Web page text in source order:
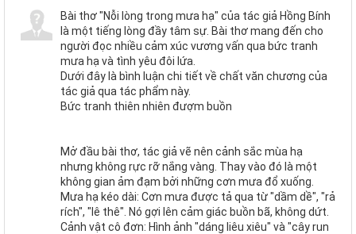
Bài thơ "Nỗi lòng trong mưa hạ" của tác giả Hồng Bính
là một tiếng lòng đầy tâm sự. Bài thơ mang đến cho
người đọc nhiều cảm xúc vương vấn qua bức tranh
mưa hạ và tình yêu đôi lứa.
Dưới đây là bình luận chi tiết về chất văn chương của
tác giả qua tác phẩm này.
Bức tranh thiên nhiên đượm buồn
Mở đầu bài thơ, tác giả vẽ nên cảnh sắc mùa hạ
nhưng không rực rỡ nắng vàng. Thay vào đó là một
không gian ảm đạm bởi những cơn mưa đổ xuống.
Mưa hạ kéo dài: Cơn mưa được tả qua từ "dầm dề", "rả
rích", "lê thê". Nó gợi lên cảm giác buồn bã, không dứt.
Cảnh vật cô đơn: Hình ảnh "dáng liêu xiêu" và "cây run